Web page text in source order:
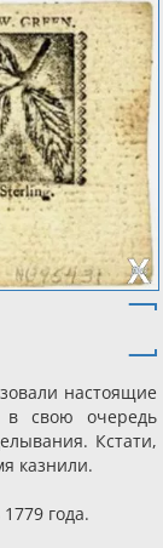
настоящие
в свою очередь
Кстати,
казнили.
года.